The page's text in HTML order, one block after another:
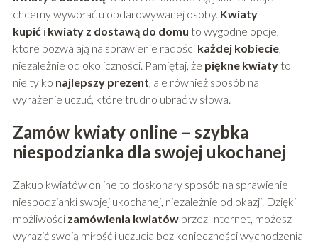
chcemy wywołać u obdarowywanej osoby. Kwiaty
kupić i kwiaty z dostawą do domu to wygodne opcje,
które pozwalają na sprawienie radości każdej kobiecie,
niezależnie od okoliczności. Pamiętaj, że piękne kwiatyto
nie tylko najlepszy prezent , ale również sposób na
wyrażenie uczuć, które trudno ubrać w słowa.
Zamów kwiaty online – szybka
niespodzianka dla swojej ukochanej
Zakup kwiatów online to doskonały sposób na sprawienie
niespodzianki swojej ukochanej, niezależnie od okazji. Dzięki
możliwości zamówienia kwiatówprzez Internet, możesz
wyrazić swoją miłość i uczucia bez konieczności wychodzenia